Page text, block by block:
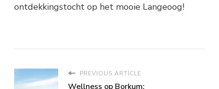
ontdekkingstocht op het mooie Langeoog!
PREVIOUS ARTICLE
Wellness op Borkum: